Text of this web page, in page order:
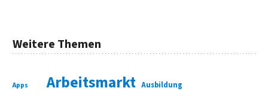
Weitere Themen
Apps Arbeitsmarkt Ausbildung